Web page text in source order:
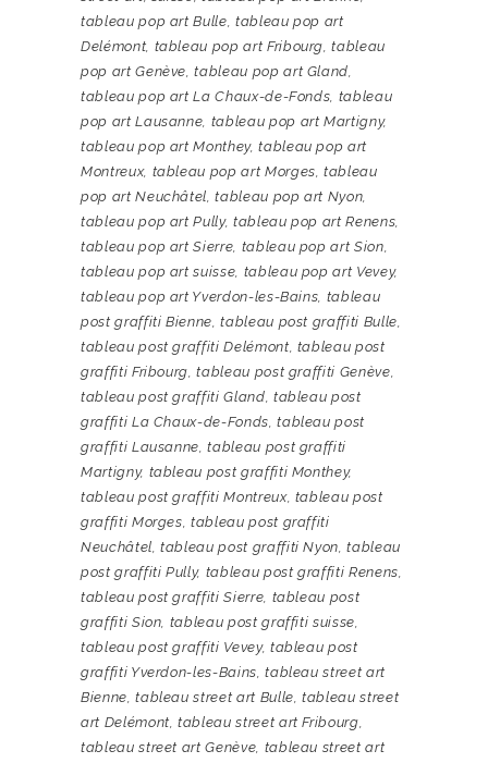
tableau pop art Bulle, tableau pop art
Delémont, tableau pop art Fribourg,tableau
pop art Genève,tableau pop art Gland,
tableau pop art La Chaux-de-Fonds, tableau
pop art Lausanne, tableau pop art Martigny,
tableau pop art Monthey,tableau pop art
Montreux, tableau pop art Morges,tableau
pop art Neuchâtel,tableau pop art Nyon,
tableau pop art Pully, tableau pop art Renens,
tableau pop art Sierre, tableau pop art Sion,
tableau pop art suisse, tableau pop art Vevey,
tableau pop art Yverdon-les-Bains, tableau
post graffiti Bienne,tableau post graffiti Bulle,
tableau post graffiti Delémont, tableau post
graffiti Fribourg,tableau post graffiti Genève,
tableau post graffiti Gland, tableau post
graffiti La Chaux-de-Fonds,tableau post
graffiti Lausanne,tableau post graffiti
Martigny, tableau post graffiti Monthey,
tableau post graffiti Montreux, tableau post
graffiti Morges,tableau post graffiti
Neuchâtel,tableau post graffiti Nyon,tableau
post graffiti Pully, tableau post graffiti Renens,
tableau post graffiti Sierre, tableau post
graffiti Sion, tableau post graffiti suisse,
tableau post graffiti Vevey, tableau post
graffiti Yverdon-les-Bains,tableau street art
Bienne,tableau street art Bulle,tableau street
art Delémont,tableau street art Fribourg,
tableau street art Genève, tableau street art